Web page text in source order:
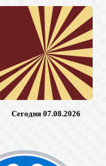
Сегодня 07.08.2026